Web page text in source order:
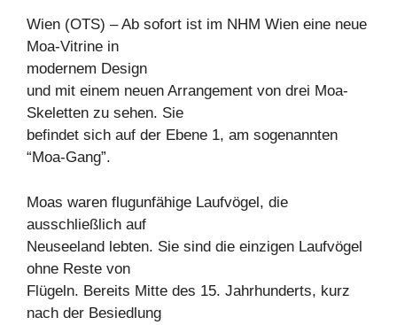
Wien (OTS) – Ab sofort ist im NHM Wien eine neue
Moa-Vitrine in
modernem Design
und mit einem neuen Arrangement von drei Moa-
Skeletten zu sehen. Sie
befindet sich auf der Ebene 1, am sogenannten
“Moa-Gang”.
Moas waren flugunfähige Laufvögel, die
ausschließlich auf
Neuseeland lebten. Sie sind die einzigen Laufvögel
ohne Reste von
Flügeln. Bereits Mitte des 15. Jahrhunderts, kurz
nach der Besiedlung